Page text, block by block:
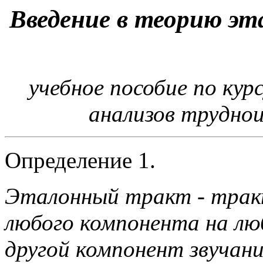
Введение в теорию
учебное пособие по
анализов
Определение 1.
Эталонный тракт -
любого компонента на
другой компонент